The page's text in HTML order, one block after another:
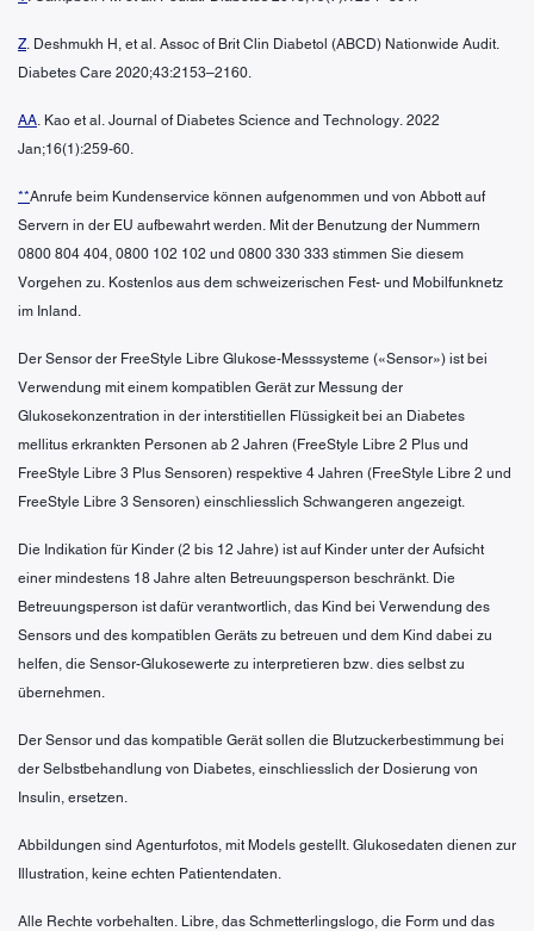
Z. Deshmukh H, et al. Assoc of Brit Clin Diabetol (ABCD) Nationwide Audit.
Diabetes Care 2020;43:2153–2160.
AA. Kao et al. Journal of Diabetes Science and Technology. 2022
Jan;16(1):259-60.
**Anrufe beim Kundenservice können aufgenommen und von Abbott auf
Servern in der EU aufbewahrt werden. Mit der Benutzung der Nummern
0800 804 404, 0800 102 102 und 0800 330 333 stimmen Sie diesem
Vorgehen zu. Kostenlos aus dem schweizerischen Fest- und Mobilfunknetz
im Inland.
Der Sensor der FreeStyle Libre Glukose-Messsysteme («Sensor») ist bei
Verwendung mit einem kompatiblen Gerät zur Messung der
Glukosekonzentration in der interstitiellen Flüssigkeit bei an Diabetes
mellitus erkrankten Personen ab 2 Jahren (FreeStyle Libre 2 Plus und
FreeStyle Libre 3 Plus Sensoren) respektive 4 Jahren (FreeStyle Libre 2 und
FreeStyle Libre 3 Sensoren) einschliesslich Schwangeren angezeigt.
Die Indikation für Kinder (2 bis 12 Jahre) ist auf Kinder unter der Aufsicht
einer mindestens 18 Jahre alten Betreuungsperson beschränkt. Die
Betreuungsperson ist dafür verantwortlich, das Kind bei Verwendung des
Sensors und des kompatiblen Geräts zu betreuen und dem Kind dabei zu
helfen, die Sensor-Glukosewerte zu interpretieren bzw. dies selbst zu
übernehmen.
Der Sensor und das kompatible Gerät sollen die Blutzuckerbestimmung bei
der Selbstbehandlung von Diabetes, einschliesslich der Dosierung von
Insulin, ersetzen.
Abbildungen sind Agenturfotos, mit Models gestellt. Glukosedaten dienen zur
Illustration, keine echten Patientendaten.
Alle Rechte vorbehalten. Libre, das Schmetterlingslogo, die Form und das